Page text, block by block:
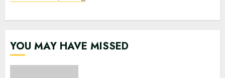
YOU MAY HAVE MISSED